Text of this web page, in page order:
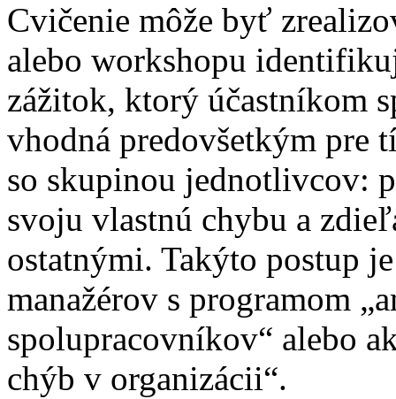
Cvičenie môže byť
alebo workshopu
zážitok, ktorý účastníkom
vhodná predovšetkým pre
so skupinou jednotlivcov:
svoju vlastnú chybu a
ostatnými. Takýto postup
manažérov s programom
spolupracovníkov“ alebo
chýb v organizácii“.